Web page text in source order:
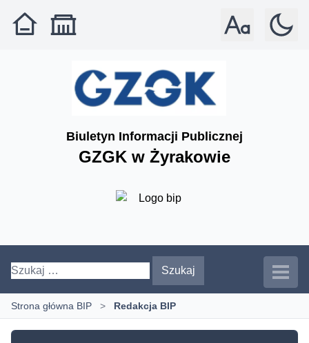
Rozmiar czcionki:
Tryb:
Biuletyn Informacji Publicznej
GZGK w Żyrakowie
Szukaj:
Strona główna BIP > Redakcja BIP